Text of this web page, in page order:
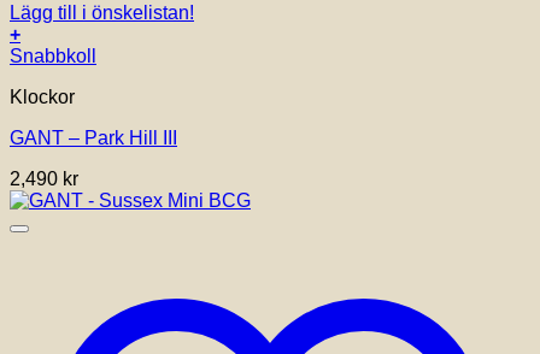
Lägg till i önskelistan!
+
Snabbkoll
Klockor
GANT – Park Hill III
2,490 kr